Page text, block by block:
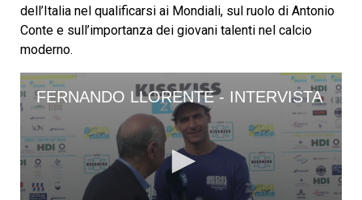
dell’Italia nel qualificarsi ai Mondiali, sul ruolo di Antonio
Conte e sull’importanza dei giovani talenti nel calcio
moderno.
FERNANDO LLORENTE - INTERVISTA